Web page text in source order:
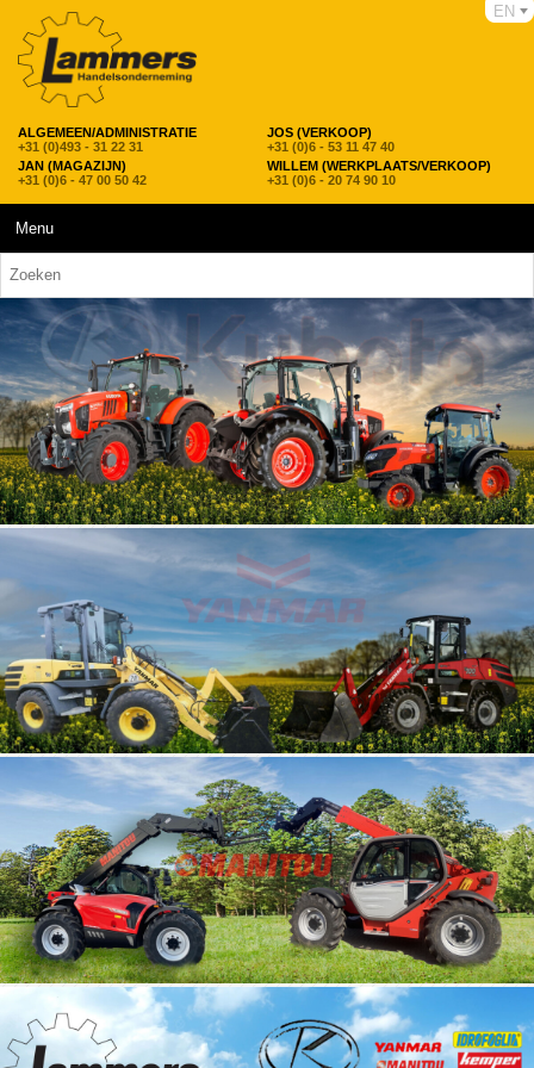
ALGEMEEN/ADMINISTRATIE
+31 (0)493 - 31 22 31
JOS (VERKOOP)
+31 (0)6 - 53 11 47 40
JAN (MAGAZIJN)
+31 (0)6 - 47 00 50 42
WILLEM (WERKPLAATS/VERKOOP)
+31 (0)6 - 20 74 90 10
EN
Menu